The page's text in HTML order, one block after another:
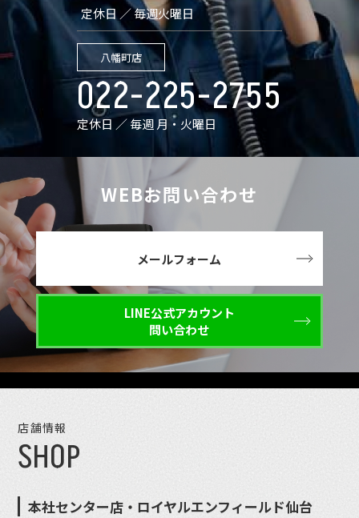
定休日 ／ 毎週火曜日
八幡町店
022-225-2755
定休日 ／ 毎週 月・火曜日
WEBお問い合わせ
メールフォーム
LINE公式アカウント
問い合わせ
店舗情報
SHOP
本社センター店・ロイヤルエンフィールド仙台